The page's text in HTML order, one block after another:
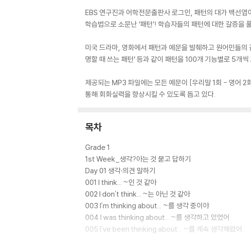
EBS 연구진과 어학전문출판사 로그인, 패턴의 대가 백선
학습법으로 소문난 ‘패턴’! 학습자들의 패턴에 대한 갈증
미국 드라마, 영화에서 패턴과 예문을 발췌하고 원어민들의
명할 때 쓰는 패턴’ 등과 같이 패턴을 100개 기능별로 5개
제공되는 MP3 파일에는 모든 예문이 [우리말 1회 - 영어 2
통해 회화실력을 향상시킬 수 있도록 돕고 있다.
목차
Grade 1
1st Week_생각?아는 것 묻고 답하기
Day 01 생각·의견 말하기
001 I think... ~인 것 같아
002 I don't think... ~는 아닌 것 같아
003 I'm thinking about... ~를 생각 중이야
004 I was thinking about... ~를 생각하고 있었어
005 I've been thinking about... ~를 계속 생각해왔어